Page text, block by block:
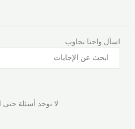
اسأل واحنا نجاوب
لا توجد أسئلة حتى